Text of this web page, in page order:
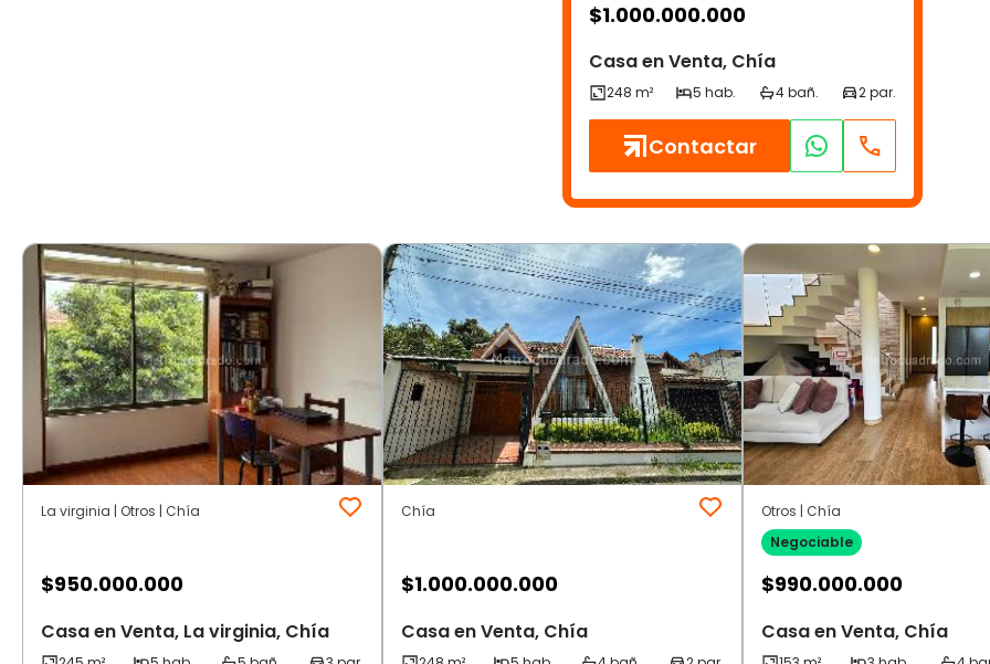
$1.000.000.000
Casa en Venta, Chía
Contactar
La virginia | Otros | Chía
$950.000.000
Casa en Venta, La virginia, Chía
Chía
$1.000.000.000
Casa en Venta, Chía
Otros | Chía
Negociable
$990.000.000
Casa en Venta, Chía